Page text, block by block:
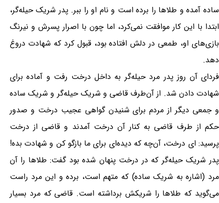
ساده آمده و طلاها را برده است و نام او را ببر. پدر شریک حیله‌گر،
ابتدا با این کار موافقت نمی‌کرد، اما چون با اصرار پسرش و نیرنگ
بازی‌های او، طمعی در دلش افتاده بود، قبول کرد که شهادت دروغ
دهد.
فردای آن روز پدر مرد حیله‌گر به داخل درخت رفت و آماده برای
شهادت دادن شد. از آن‌طرف قاضی و شریک حیله‌گر و شریک ساده
و جمعی دیگر از مردم برای شنیدن گواهی عجیب درخت و صدور
حکم از طرف قاضی به کنار آن درخت آمدند و قاضی از درخت
پرسید: ای درخت، آن‌چه که دیده‌ای برای ما بازگو کن و شهادت بده!
پدر شریک حیله‌گر که در درخت پنهان شده بود گفت: طلاها را آن
مرد (اشاره به شریک ساده) که متهم است، برده و این مرد راست
می‌گوید که طلاها را شریکش برداشته است. قاضی که مرد بسیار